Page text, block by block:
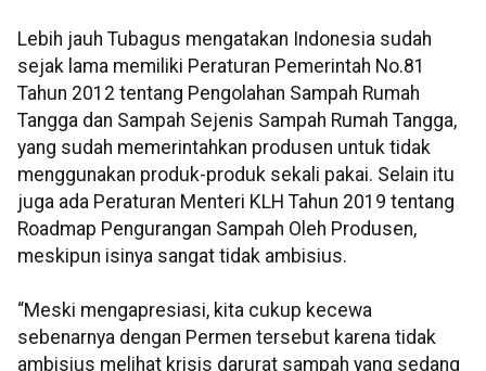
Lebih jauh Tubagus mengatakan Indonesia sudah
sejak lama memiliki Peraturan Pemerintah No.81
Tahun 2012 tentang Pengolahan Sampah Rumah
Tangga dan Sampah Sejenis Sampah Rumah Tangga,
yang sudah memerintahkan produsen untuk tidak
menggunakan produk-produk sekali pakai. Selain itu
juga ada Peraturan Menteri KLH Tahun 2019 tentang
Roadmap Pengurangan Sampah Oleh Produsen,
meskipun isinya sangat tidak ambisius.
“Meski mengapresiasi, kita cukup kecewa
sebenarnya dengan Permen tersebut karena tidak
ambisius melihat krisis darurat sampah yang sedang